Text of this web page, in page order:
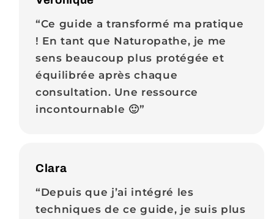
“Ce guide a transformé ma pratique
! En tant que Naturopathe, je me
sens beaucoup plus protégée et
équilibrée après chaque
consultation. Une ressource
incontournable 🙂”
Clara
“Depuis que j’ai intégré les
techniques de ce guide, je suis plus